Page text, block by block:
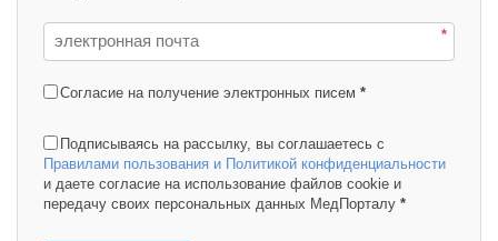
*
Согласие на получение электронных писем *
Подписываясь на рассылку, вы соглашаетесь с
Правилами пользования и Политикой конфиденциальности
и даете согласие на использование файлов cookie и
передачу своих персональных данных МедПорталу *